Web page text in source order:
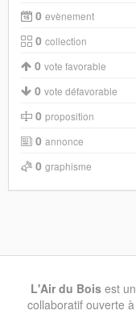
0 evènement
0 collection
0 vote favorable
0 vote défavorable
0 proposition
0 annonce
0 graphisme
L'Air du Bois est
collaboratif ouverte